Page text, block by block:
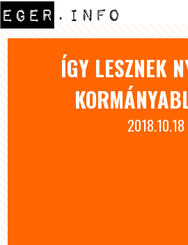
ÍGY LESZNEK
2018.10.18